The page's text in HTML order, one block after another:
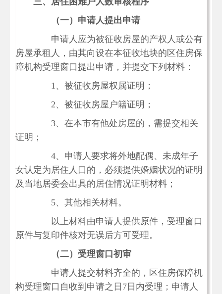
（一）申请人提出申请
申请人应为被征收房屋的产权人或公有
房屋承租人，由其向设在本征收地块的区住房保
障机构受理窗口提出申请，并提交下列材料：
1、被征收房屋权属证明；
2、被征收房屋户籍证明；
3、在本市有他处房屋的，需提交相关
证明；
4、申请人要求将外地配偶、未成年子
女认定为居住人口的，必须提供婚姻状况的证明
及当地居委会出具的居住情况证明材料；
5、其他相关材料。
以上材料由申请人提供原件，受理窗口
原件与复印件核对无误后方可受理。
（二）受理窗口初审
申请人提交材料齐全的，区住房保障机
构受理窗口自收到申请之日 7日内受理；申请人